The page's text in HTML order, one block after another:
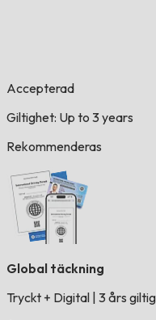
Accepterad
Giltighet: Up to 3 years
Rekommenderas
Global täckning
Tryckt + Digital 3 års